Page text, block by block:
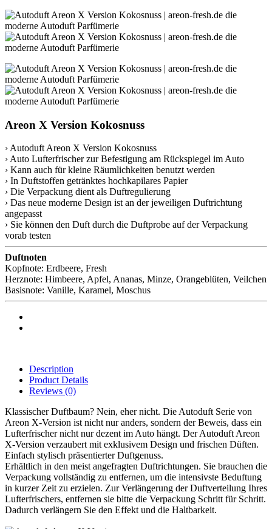
Areon X Version Kokosnuss
› Autoduft Areon X Version Kokosnuss
› Auto Lufterfrischer zur Befestigung am Rückspiegel im Auto
› Kann auch für kleine Räumlichkeiten benutzt werden
› In Duftstoffen getränktes hochkapilares Papier
› Die Verpackung dient als Duftregulierung
› Das neue moderne Design ist an der jeweiligen Duftrichtung
angepasst
› Sie können den Duft durch die Duftprobe auf der Verpackung
vorab testen
Duftnoten
Kopfnote: Erdbeere, Fresh
Herznote: Himbeere, Apfel, Ananas, Minze, Orangeblüten, Veilchen
Basisnote: Vanille, Karamel, Moschus
Description
Product Details
Reviews (0)
Klassischer Duftbaum? Nein, eher nicht. Die Autoduft Serie von
Areon X-Version ist nicht nur anders, sondern der Beweis, dass ein
Lufterfrischer nicht nur dezent im Auto hängt. Der Autoduft Areon
X-Version verzaubert mit exklusivem Design und frischen Düften.
Einfach stylisch präsentierter Duftgenuss.
Erhältlich in den meist angefragten Duftrichtungen. Sie brauchen die
Verpackung vollständig zu entfernen, um die intensivste Beduftung
in kurzer Zeit zu erzielen. Zur Verlängerung der Duftverteilung Ihres
Lufterfrischers, entfernen sie bitte die Verpackung Schritt für Schritt.
Dadurch verlängern Sie den Effekt und die Haltbarkeit.